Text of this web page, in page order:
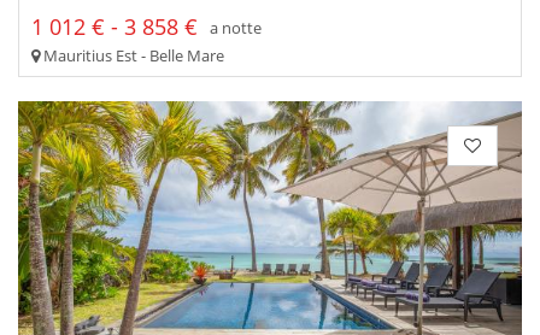
1 012 € - 3 858 €
a notte
Mauritius Est - Belle Mare